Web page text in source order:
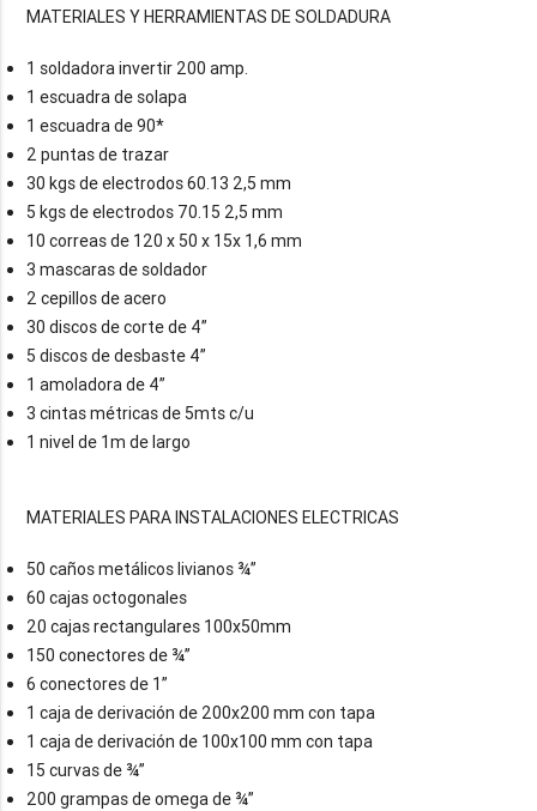
1 soldadora invertir 200 amp.
1 escuadra de solapa
1 escuadra de 90*
2 puntas de trazar
30 kgs de electrodos 60.13 2,5 mm
5 kgs de electrodos 70.15 2,5 mm
10 correas de 120 x 50 x 15x 1,6 mm
3 mascaras de soldador
2 cepillos de acero
30 discos de corte de 4”
5 discos de desbaste 4”
1 amoladora de 4”
3 cintas métricas de 5mts c/u
1 nivel de 1m de largo
50 caños metálicos livianos ¾”
60 cajas octogonales
20 cajas rectangulares 100x50mm
150 conectores de ¾”
6 conectores de 1”
1 caja de derivación de 200x200 mm con tapa
1 caja de derivación de 100x100 mm con tapa
15 curvas de ¾”
200 grampas de omega de ¾”